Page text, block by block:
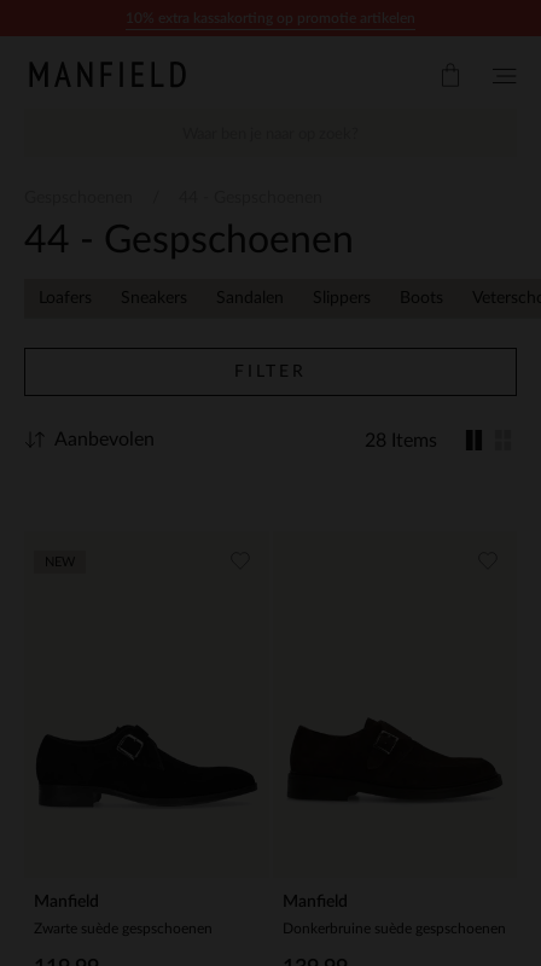
44 - Gespschoenen
Loafers Sneakers Sandalen Slippers Boots
FILTER
28 Items
Aanbevolen
Manfield
Zwarte suède gespschoenen
Manfield
Donkerbruine suède gespschoenen